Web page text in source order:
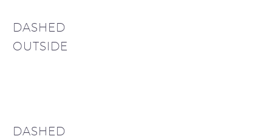
DASHED
OUTSIDE
DASHED